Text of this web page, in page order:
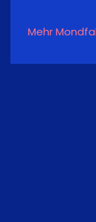
Mehr